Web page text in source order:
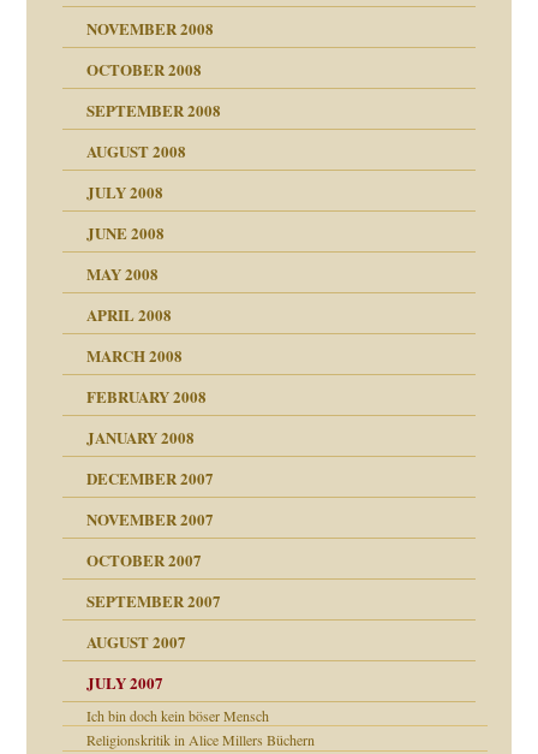
NOVEMBER 2008
OCTOBER 2008
SEPTEMBER 2008
AUGUST 2008
JULY 2008
Juni 2008
JUNE 2008
und Staat
MAY 2008
APRIL 2008
MARCH 2008
FEBRUARY 2008
in meiner
JANUARY 2008
DECEMBER 2007
NOVEMBER 2007
OCTOBER 2007
SEPTEMBER 2007
AUGUST 2007
JULY 2007
Ich bin doch kein böser Mensch
Religionskritik in Alice Millers Büchern